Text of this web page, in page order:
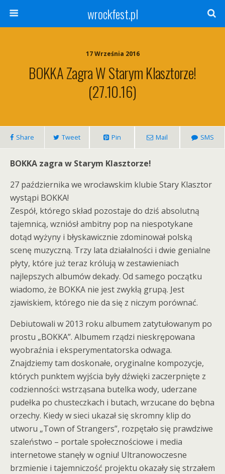
wrockfest.pl
17 Września 2016
BOKKA Zagra W Starym Klasztorze!
(27.10.16)
Share Tweet Pin Mail SMS
BOKKA zagra w Starym Klasztorze!
27 października we wrocławskim klubie Stary Klasztor
wystąpi BOKKA!
Zespół, którego skład pozostaje do dziś absolutną
tajemnicą, wzniósł ambitny pop na niespotykane
dotąd wyżyny i błyskawicznie zdominował polską
scenę muzyczną. Trzy lata działalności i dwie genialne
płyty, które już teraz królują w zestawieniach
najlepszych albumów dekady. Od samego początku
wiadomo, że BOKKA nie jest zwykłą grupą. Jest
zjawiskiem, którego nie da się z niczym porównać.
Debiutowali w 2013 roku albumem zatytułowanym po
prostu „BOKKA”. Albumem rządzi nieskrępowana
wyobraźnia i eksperymentatorska odwaga.
Znajdziemy tam doskonałe, oryginalne kompozycje,
których punktem wyjścia były dźwięki zaczerpnięte z
codzienności: wstrząsana butelka wody, uderzane
pudełka po chusteczkach i butach, wrzucane do bębna
orzechy. Kiedy w sieci ukazał się skromny klip do
utworu „Town of Strangers”, rozpętało się prawdziwe
szaleństwo – portale społecznościowe i media
internetowe stanęły w ogniu! Ultranowoczesne
brzmienie i tajemniczość projektu okazały się strzałem